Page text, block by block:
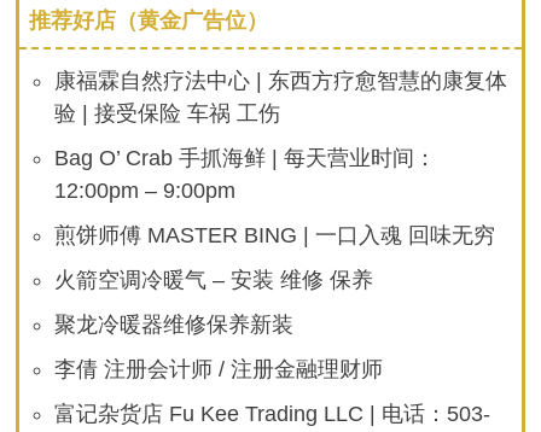
推荐好店（黄金广告位）
康福霖自然疗法中心 | 东西方疗愈智慧的康复体
验 | 接受保险 车祸 工伤
Bag O’ Crab 手抓海鲜 | 每天营业时间：
12:00pm – 9:00pm
煎饼师傅 MASTER BING | 一口入魂 回味无穷
火箭空调冷暖气 – 安装 维修 保养
聚龙冷暖器维修保养新装
李倩 注册会计师 / 注册金融理财师
富记杂货店 Fu Kee Trading LLC | 电话：503-